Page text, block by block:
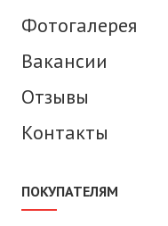
Фотогалерея
Вакансии
Отзывы
Контакты
ПОКУПАТЕЛЯМ